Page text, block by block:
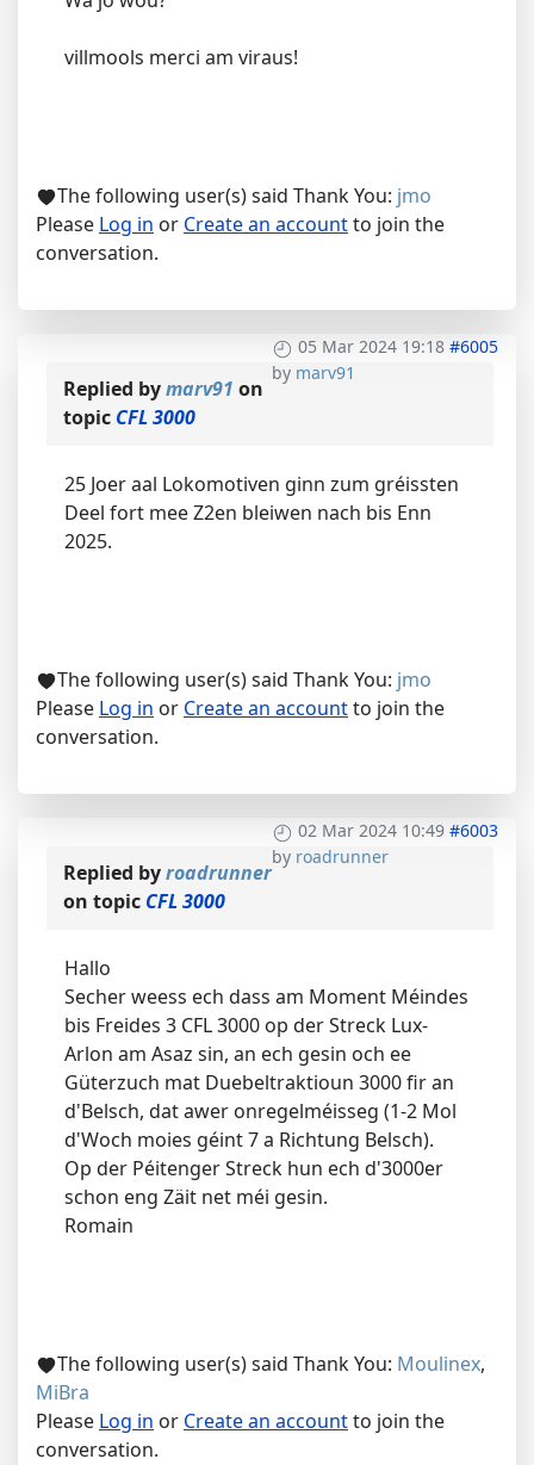
villmools merci am viraus!
The following user(s) said Thank You: jmo
Please Log in or Create an accountto join the
conversation.
05 Mar 2024 19:18 #6005
by marv91
Replied bymarv91 on
topic CFL 3000
25 Joer aal Lokomotiven ginn zum gréissten
Deel fort mee Z2en bleiwen nach bis Enn
2025.
The following user(s) said Thank You: jmo
Please Log in or Create an accountto join the
conversation.
02 Mar 2024 10:49 #6003
by roadrunner
Replied byroadrunner
on topic CFL 3000
Hallo
Secher weess ech dass am Moment Méindes
bis Freides 3 CFL 3000 op der Streck Lux-
Arlon am Asaz sin, an ech gesin och ee
Güterzuch mat Duebeltraktioun 3000 fir an
d'Belsch, dat awer onregelméisseg (1-2 Mol
d'Woch moies géint 7 a Richtung Belsch).
Op der Péitenger Streck hun ech d'3000er
schon eng Zäit net méi gesin.
Romain
The following user(s) said Thank You: Moulinex,
MiBra
Please Log in or Create an accountto join the
conversation.